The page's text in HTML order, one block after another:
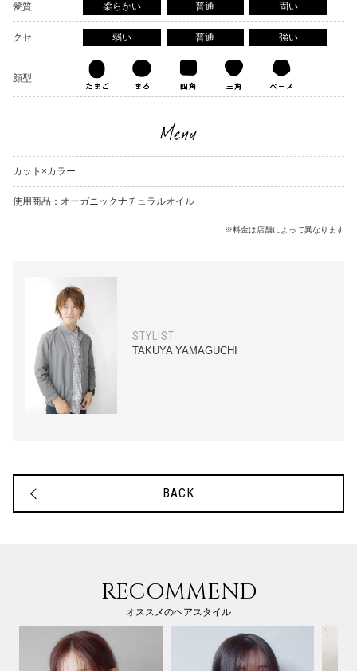
髪質 柔らかい 普通 固い
クセ 弱い 普通 強い
顔型
Menu
カット×カラー
使用商品：オーガニックナチュラルオイル
※料金は店舗によって異なります
STYLIST
TAKUYA YAMAGUCHI
BACK
RECOMMEND
オススメのヘアスタイル